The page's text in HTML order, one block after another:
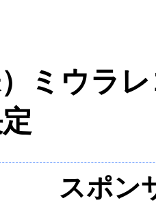
）ミウラ
スポン